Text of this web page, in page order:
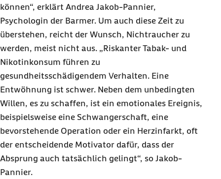
können“, erklärt Andrea Jakob-Pannier,
Psychologin der Barmer. Um auch diese Zeit zu
überstehen, reicht der Wunsch, Nichtraucher zu
werden, meist nicht aus. „Riskanter Tabak- und
Nikotinkonsum führen zu
gesundheitsschädigendem Verhalten. Eine
Entwöhnung ist schwer. Neben dem unbedingten
Willen, es zu schaffen, ist ein emotionales Ereignis,
beispielsweise eine Schwangerschaft, eine
bevorstehende Operation oder ein Herzinfarkt, oft
der entscheidende Motivator dafür, dass der
Absprung auch tatsächlich gelingt“, so Jakob-
Pannier.